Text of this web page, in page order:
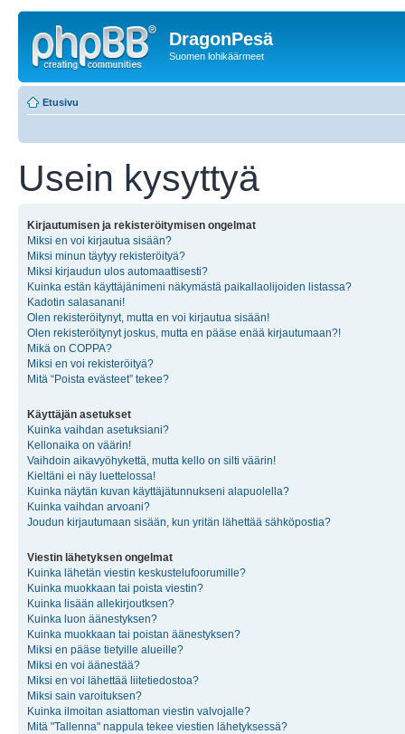
DragonPesä
Suomen lohikäärmeet
Etusivu
Usein kysyttyä
Kirjautumisen ja rekisteröitymisen ongelmat
Miksi en voi kirjautua sisään?
Miksi minun täytyy rekisteröityä?
Miksi kirjaudun ulos automaattisesti?
Kuinka estän käyttäjänimeni näkymästä paikallaolijoiden listassa?
Kadotin salasanani!
Olen rekisteröitynyt, mutta en voi kirjautua sisään!
Olen rekisteröitynyt joskus, mutta en pääse enää kirjautumaan?!
Mikä on COPPA?
Miksi en voi rekisteröityä?
Mitä “Poista evästeet” tekee?
Käyttäjän asetukset
Kuinka vaihdan asetuksiani?
Kellonaika on väärin!
Vaihdoin aikavyöhykettä, mutta kello on silti väärin!
Kieltäni ei näy luettelossa!
Kuinka näytän kuvan käyttäjätunnukseni alapuolella?
Kuinka vaihdan arvoani?
Joudun kirjautumaan sisään, kun yritän lähettää sähköpostia?
Viestin lähetyksen ongelmat
Kuinka lähetän viestin keskustelufoorumille?
Kuinka muokkaan tai poista viestin?
Kuinka lisään allekirjoutksen?
Kuinka luon äänestyksen?
Kuinka muokkaan tai poistan äänestyksen?
Miksi en pääse tietyille alueille?
Miksi en voi äänestää?
Miksi en voi lähettää liitetiedostoa?
Miksi sain varoituksen?
Kuinka ilmoitan asiattoman viestin valvojalle?
Mitä "Tallenna" nappula tekee viestien lähetyksessä?